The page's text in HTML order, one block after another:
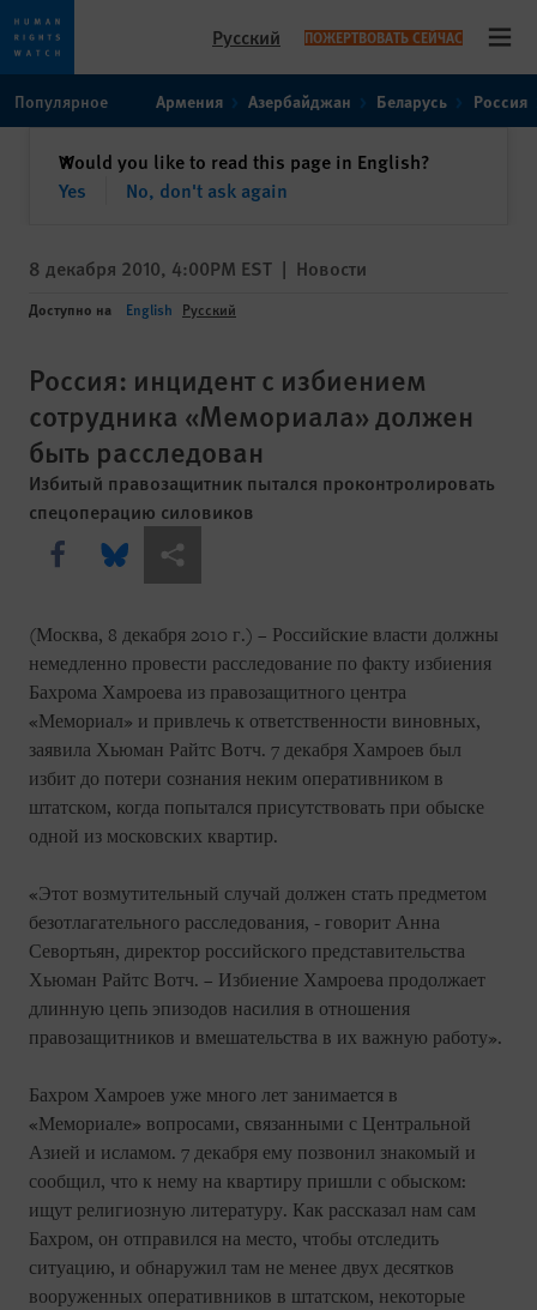
toto
content
Русский ПОЖЕРТВОВАТЬ СЕЙЧАС
Популярное Армения Азербайджан Беларусь Россия
Would you like to read this page in English?
Yes
No, don't ask again
✕закрыть
8 декабря 2010, 4:00PM EST | Новости
Доступно на English Русский
Россия: инцидент с избиением
сотрудника «Мемориала» должен
быть расследован
Избитый правозащитник пытался проконтролировать
спецоперацию силовиков
Share this via Facebook
Share this via Bluesky
Share this via Поделиться
(Москва, 8 декабря 2010 г.) – Российские власти должны
немедленно провести расследование по факту избиения
Бахрома Хамроева из правозащитного центра
«Мемориал» и привлечь к ответственности виновных,
заявила Хьюман Райтс Вотч. 7 декабря Хамроев был
избит до потери сознания неким оперативником в
штатском, когда попытался присутствовать при обыске
одной из московских квартир.
«Этот возмутительный случай должен стать предметом
безотлагательного расследования, - говорит Анна
Севортьян, директор российского представительства
Хьюман Райтс Вотч. – Избиение Хамроева продолжает
длинную цепь эпизодов насилия в отношения
правозащитников и вмешательства в их важную работу».
Бахром Хамроев уже много лет занимается в
«Мемориале» вопросами, связанными с Центральной
Азией и исламом. 7 декабря ему позвонил знакомый и
сообщил, что к нему на квартиру пришли с обыском:
ищут религиозную литературу. Как рассказал нам сам
Бахром, он отправился на место, чтобы отследить
ситуацию, и обнаружил там не менее двух десятков
вооруженных оперативников в штатском, некоторые